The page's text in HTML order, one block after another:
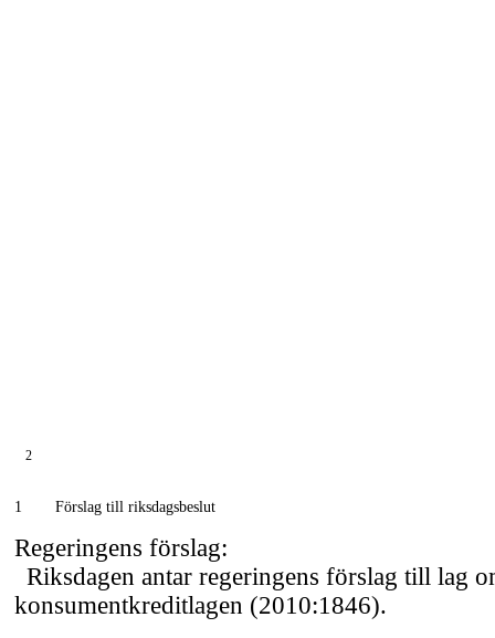
2
1 Förslag till riksdagsbeslut
Regeringens förslag:
Riksdagen antar regeringens förslag till lag
konsumentkreditlagen (2010:1846).